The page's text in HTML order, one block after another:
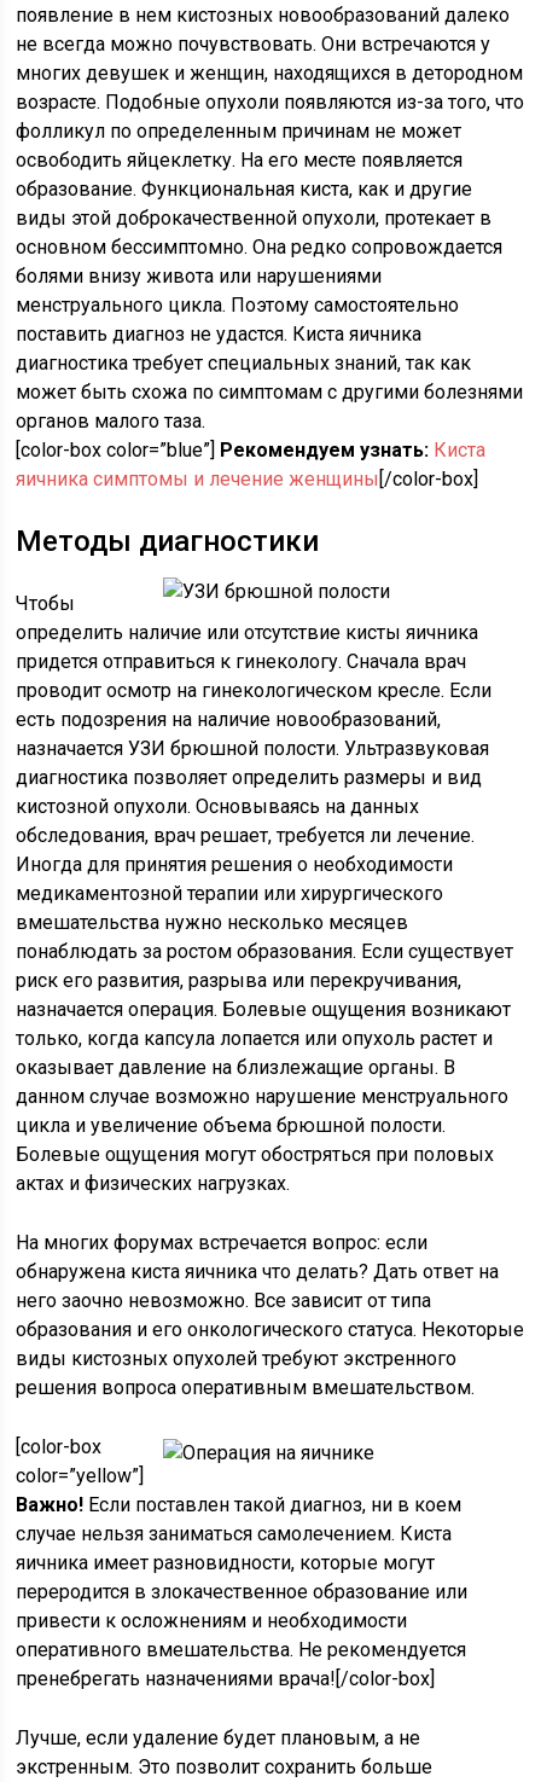
появление в нем кистозных новообразований далеко
не всегда можно почувствовать. Они встречаются у
многих девушек и женщин, находящихся в детородном
возрасте. Подобные опухоли появляются из-за того, что
фолликул по определенным причинам не может
освободить яйцеклетку. На его месте появляется
образование. Функциональная киста, как и другие
виды этой доброкачественной опухоли, протекает в
основном бессимптомно. Она редко сопровождается
болями внизу живота или нарушениями
менструального цикла. Поэтому самостоятельно
поставить диагноз не удастся. Киста яичника
диагностика требует специальных знаний, так как
может быть схожа по симптомам с другими болезнями
органов малого таза.
[color-box color=”blue”] Рекомендуем узнать: Киста
яичника симптомы и лечение женщины [/color-box]
Методы диагностики
Чтобы
определить наличие или отсутствие кисты яичника
придется отправиться к гинекологу. Сначала врач
проводит осмотр на гинекологическом кресле. Если
есть подозрения на наличие новообразований,
назначается УЗИ брюшной полости. Ультразвуковая
диагностика позволяет определить размеры и вид
кистозной опухоли. Основываясь на данных
обследования, врач решает, требуется ли лечение.
Иногда для принятия решения о необходимости
медикаментозной терапии или хирургического
вмешательства нужно несколько месяцев
понаблюдать за ростом образования. Если существует
риск его развития, разрыва или перекручивания,
назначается операция. Болевые ощущения возникают
только, когда капсула лопается или опухоль растет и
оказывает давление на близлежащие органы. В
данном случае возможно нарушение менструального
цикла и увеличение объема брюшной полости.
Болевые ощущения могут обостряться при половых
актах и физических нагрузках.
На многих форумах встречается вопрос: если
обнаружена киста яичника что делать? Дать ответ на
него заочно невозможно. Все зависит от типа
образования и его онкологического статуса. Некоторые
виды кистозных опухолей требуют экстренного
решения вопроса оперативным вмешательством.
[color-box
color=”yellow”]
Важно! Если поставлен такой диагноз, ни в коем
случае нельзя заниматься самолечением. Киста
яичника имеет разновидности, которые могут
переродится в злокачественное образование или
привести к осложнениям и необходимости
оперативного вмешательства. Не рекомендуется
пренебрегать назначениями врача![/color-box]
Лучше, если удаление будет плановым, а не
экстренным. Это позволит сохранить больше